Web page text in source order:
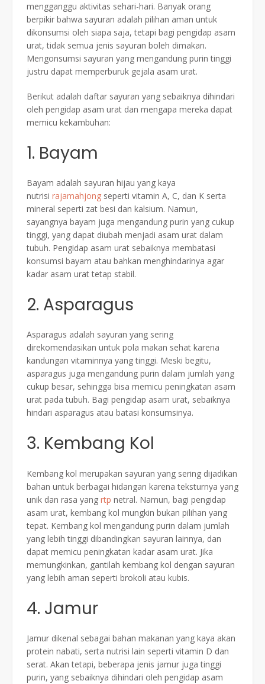
mengganggu aktivitas sehari-hari. Banyak orang
berpikir bahwa sayuran adalah pilihan aman untuk
dikonsumsi oleh siapa saja, tetapi bagi pengidap asam
urat, tidak semua jenis sayuran boleh dimakan.
Mengonsumsi sayuran yang mengandung purin tinggi
justru dapat memperburuk gejala asam urat.
Berikut adalah daftar sayuran yang sebaiknya dihindari
oleh pengidap asam urat dan mengapa mereka dapat
memicu kekambuhan:
1. Bayam
Bayam adalah sayuran hijau yang kaya
nutrisi rajamahjong seperti vitamin A, C, dan K serta
mineral seperti zat besi dan kalsium. Namun,
sayangnya bayam juga mengandung purin yang cukup
tinggi, yang dapat diubah menjadi asam urat dalam
tubuh. Pengidap asam urat sebaiknya membatasi
konsumsi bayam atau bahkan menghindarinya agar
kadar asam urat tetap stabil.
2. Asparagus
Asparagus adalah sayuran yang sering
direkomendasikan untuk pola makan sehat karena
kandungan vitaminnya yang tinggi. Meski begitu,
asparagus juga mengandung purin dalam jumlah yang
cukup besar, sehingga bisa memicu peningkatan asam
urat pada tubuh. Bagi pengidap asam urat, sebaiknya
hindari asparagus atau batasi konsumsinya.
3. Kembang Kol
Kembang kol merupakan sayuran yang sering dijadikan
bahan untuk berbagai hidangan karena teksturnya yang
unik dan rasa yang rtp netral. Namun, bagi pengidap
asam urat, kembang kol mungkin bukan pilihan yang
tepat. Kembang kol mengandung purin dalam jumlah
yang lebih tinggi dibandingkan sayuran lainnya, dan
dapat memicu peningkatan kadar asam urat. Jika
memungkinkan, gantilah kembang kol dengan sayuran
yang lebih aman seperti brokoli atau kubis.
4. Jamur
Jamur dikenal sebagai bahan makanan yang kaya akan
protein nabati, serta nutrisi lain seperti vitamin D dan
serat. Akan tetapi, beberapa jenis jamur juga tinggi
purin, yang sebaiknya dihindari oleh pengidap asam